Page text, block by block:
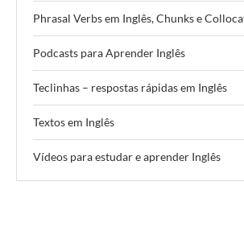
Phrasal Verbs em Inglês, Chunks e
Podcasts para Aprender Inglês
Teclinhas – respostas rápidas em Inglês
Textos em Inglês
Vídeos para estudar e aprender Inglês